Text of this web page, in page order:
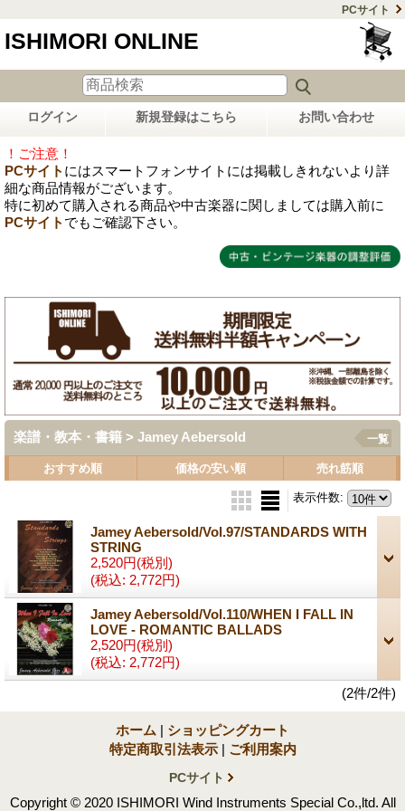
PCサイト
ISHIMORI ONLINE
ログイン 新規登録はこちら お問い合わせ
！ご注意！
PCサイト にはスマートフォンサイトには掲載しきれないより詳
細な商品情報がございます。
特に初めて購入される商品や中古楽器に関しましては購入前に
PCサイト でもご確認下さい。
楽譜・教本・書籍 > Jamey Aebersold 一覧
おすすめ順 価格の安い順 売れ筋順
表示件数:
Jamey Aebersold/Vol.97/STANDARDS WITH
STRING
2,520円(税別)
(税込: 2,772円)
Jamey Aebersold/Vol.110/WHEN I FALL IN
LOVE - ROMANTIC BALLADS
2,520円(税別)
(税込: 2,772円)
(2件/2件)
ホーム | ショッピングカート
特定商取引法表示 | ご利用案内
PCサイト
Copyright © 2020 ISHIMORI Wind Instruments Special Co.,ltd. All